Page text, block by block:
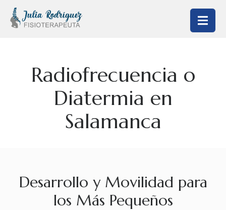
Radiofrecuencia o
Diatermia en
Salamanca
Desarrollo y Movilidad para
los Más Pequeños